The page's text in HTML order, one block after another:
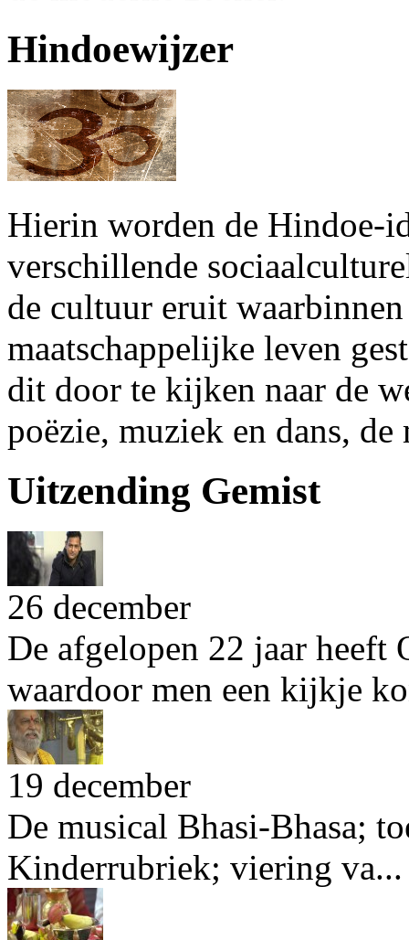
Hindoewijzer
Hierin worden de Hindoe-
verschillende
de cultuur eruit
maatschappelijke leven
dit door te kijken naar de
poëzie, muziek en dans,
Uitzending Gemist
26 december
De afgelopen 22 jaar heeft
waardoor men een kijkje
19 december
De musical Bhasi-Bhasa;
Kinderrubriek; viering va...